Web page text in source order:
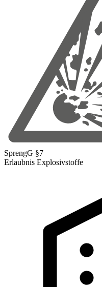
SprengG §7
Erlaubnis Explosivstoffe